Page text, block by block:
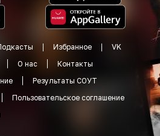
Избранное
VK
О нас
Контакты
Результаты СОУТ
Пользовательское соглашение